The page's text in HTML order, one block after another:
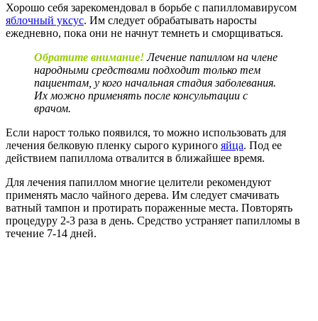
Хорошо себя зарекомендовал в борьбе с папилломавирусом
яблочный уксус. Им следует обрабатывать наросты
ежедневно, пока они не начнут темнеть и сморщиваться.
Обратите внимание!Лечение папиллом на члене
народными средствами подходит только тем
пациентам, у кого начальная стадия заболевания.
Их можно применять после консультации с
врачом.
Если нарост только появился, то можно использовать для
лечения белковую пленку сырого куриного яйца. Под ее
действием папиллома отвалится в ближайшее время.
Для лечения папиллом многие целители рекомендуют
применять масло чайного дерева. Им следует смачивать
ватный тампон и протирать пораженные места. Повторять
процедуру 2-3 раза в день. Средство устраняет папилломы в
течение 7-14 дней.